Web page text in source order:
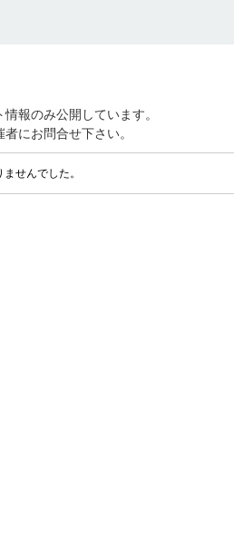
報のみ公開しています。
にお問合せ下さい。
せんでした。